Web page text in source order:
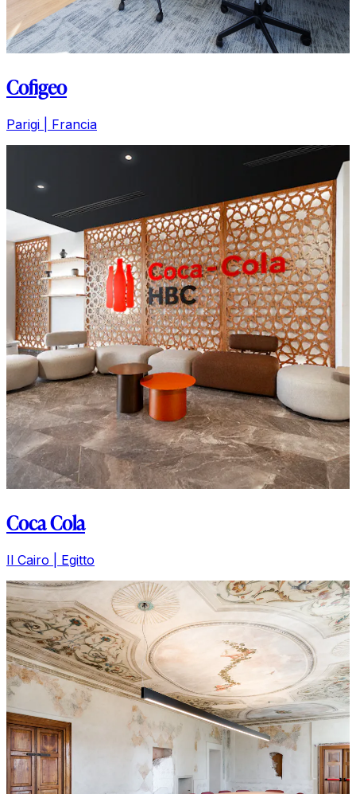
Cofigeo
Parigi | Francia
Coca Cola
Il Cairo | Egitto